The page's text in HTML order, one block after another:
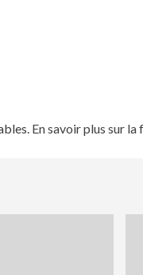
En savoir plus sur